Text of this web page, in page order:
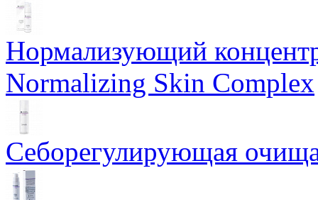
Нормализующий
Normalizing Skin Complex
Себорегулирующая